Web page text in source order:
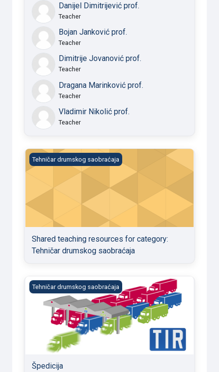
Danijel Dimitrijević prof.
Teacher
Bojan Janković prof.
Teacher
Dimitrije Jovanović prof.
Teacher
Dragana Marinković prof.
Teacher
Vladimir Nikolić prof.
Teacher
Shared teaching resources for category: Tehničar
Tehničar drumskog saobraćaja
Shared teaching resources for category:
Tehničar drumskog saobraćaja
Špedicija
Tehničar drumskog saobraćaja
Špedicija